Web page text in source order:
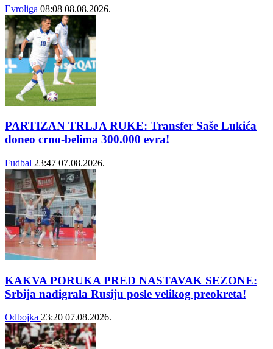
Evroliga 08:08 08.08.2026.
PARTIZAN TRLJA RUKE: Transfer Saše Lukića
doneo crno-belima 300.000 evra!
Fudbal 23:47 07.08.2026.
KAKVA PORUKA PRED NASTAVAK SEZONE:
Srbija nadigrala Rusiju posle velikog preokreta!
Odbojka 23:20 07.08.2026.